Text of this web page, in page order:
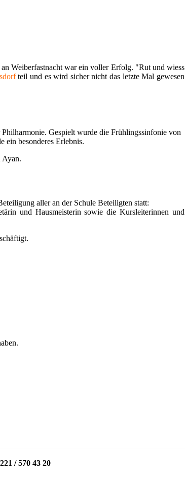
Weiberfastnacht war ein voller Erfolg. "Rut und wiess
teil und es wird sicher nicht das letzte Mal gewesen
Gespielt wurde die Frühlingssinfonie von
ein besonderes Erlebnis.
Ayan.
aller an der Schule Beteiligten statt:
und Hausmeisterin sowie die Kursleiterinnen und
/ 570 43 20